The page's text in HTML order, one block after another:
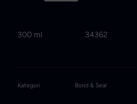
300 ml 34362
Kategori Bond & Seal